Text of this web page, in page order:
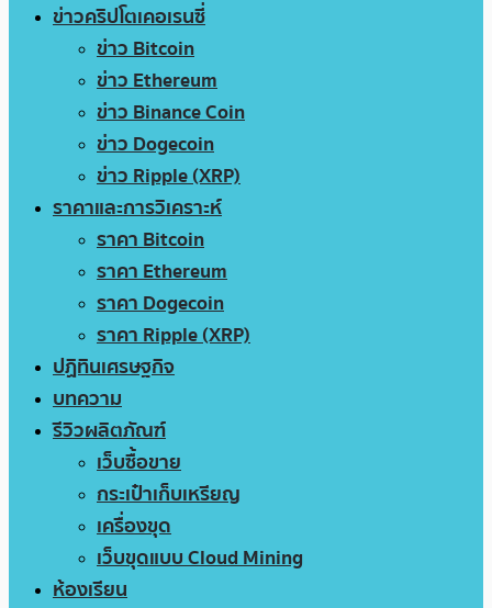
ข่าวคริปโตเคอเรนซี่
ข่าว Bitcoin
ข่าว Ethereum
ข่าว Binance Coin
ข่าว Dogecoin
ข่าว Ripple (XRP)
ราคาและการวิเคราะห์
ราคา Bitcoin
ราคา Ethereum
ราคา Dogecoin
ราคา Ripple (XRP)
ปฏิทินเศรษฐกิจ
บทความ
รีวิวผลิตภัณฑ์
เว็บซื้อขาย
กระเป๋าเก็บเหรียญ
เครื่องขุด
เว็บขุดแบบ Cloud Mining
ห้องเรียน